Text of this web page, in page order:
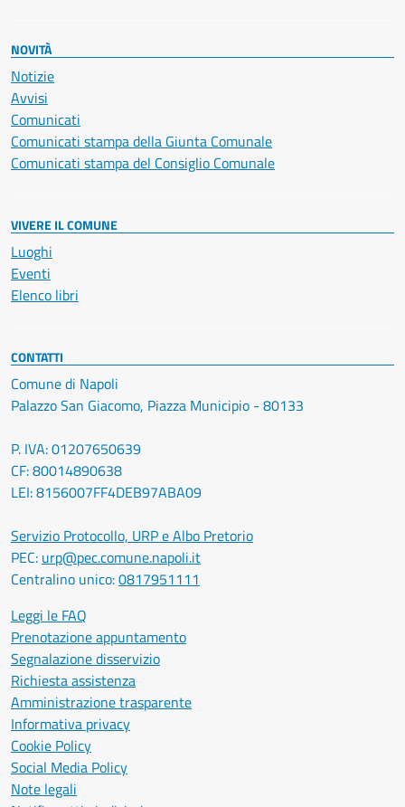
NOVITÀ
Notizie
Avvisi
Comunicati
Comunicati stampa della Giunta Comunale
Comunicati stampa del Consiglio Comunale
VIVERE IL COMUNE
Luoghi
Eventi
Elenco libri
CONTATTI
Comune di Napoli
Palazzo San Giacomo, Piazza Municipio - 80133
P. IVA: 01207650639
CF: 80014890638
LEI: 8156007FF4DEB97ABA09
Servizio Protocollo, URP e Albo Pretorio
PEC: urp@pec.comune.napoli.it
Centralino unico:0817951111
Leggi le FAQ
Prenotazione appuntamento
Segnalazione disservizio
Richiesta assistenza
Amministrazione trasparente
Informativa privacy
Cookie Policy
Social Media Policy
Note legali